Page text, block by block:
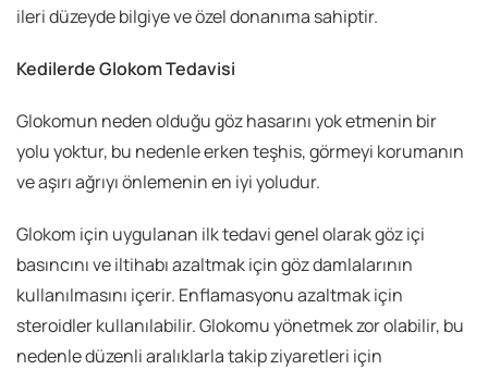
ileri düzeyde bilgiye ve özel donanıma sahiptir.
Kedilerde Glokom Tedavisi
Glokomun neden olduğu göz hasarını yok etmenin bir
yolu yoktur, bu nedenle erken teşhis, görmeyi korumanın
ve aşırı ağrıyı önlemenin en iyi yoludur.
Glokom için uygulanan ilk tedavi genel olarak göz içi
basıncını ve iltihabı azaltmak için göz damlalarının
kullanılmasını içerir. Enflamasyonu azaltmak için
steroidler kullanılabilir. Glokomu yönetmek zor olabilir, bu
nedenle düzenli aralıklarla takip ziyaretleri için